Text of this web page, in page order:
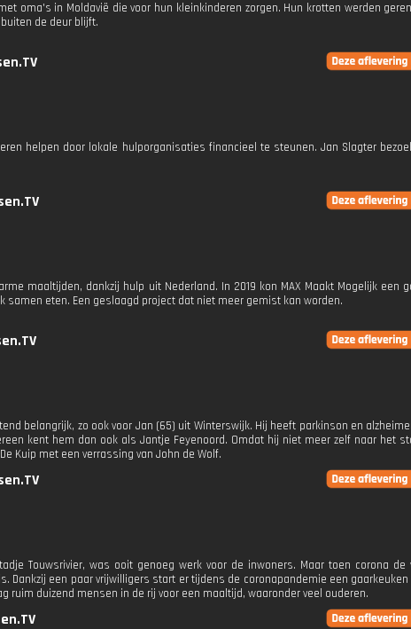
oma's in Moldavië die voor hun kleinkinderen zorgen. Hun krotten werden
de deur blijft.
helpen door lokale hulporganisaties financieel te steunen. Jan Slagter
maaltijden, dankzij hulp uit Nederland. In 2019 kon MAX Maakt Mogelijk een
samen eten. Een geslaagd project dat niet meer gemist kan worden.
belangrijk, zo ook voor Jan (65) uit Winterswijk. Hij heeft parkinson en
kent hem dan ook als Jantje Feyenoord. Omdat hij niet meer zelf naar het
Kuip met een verrassing van John de Wolf.
Touwsrivier, was ooit genoeg werk voor de inwoners. Maar toen corona de
Dankzij een paar vrijwilligers start er tijdens de coronapandemie een gaarkeuken
ruim duizend mensen in de rij voor een maaltijd, waaronder veel ouderen.